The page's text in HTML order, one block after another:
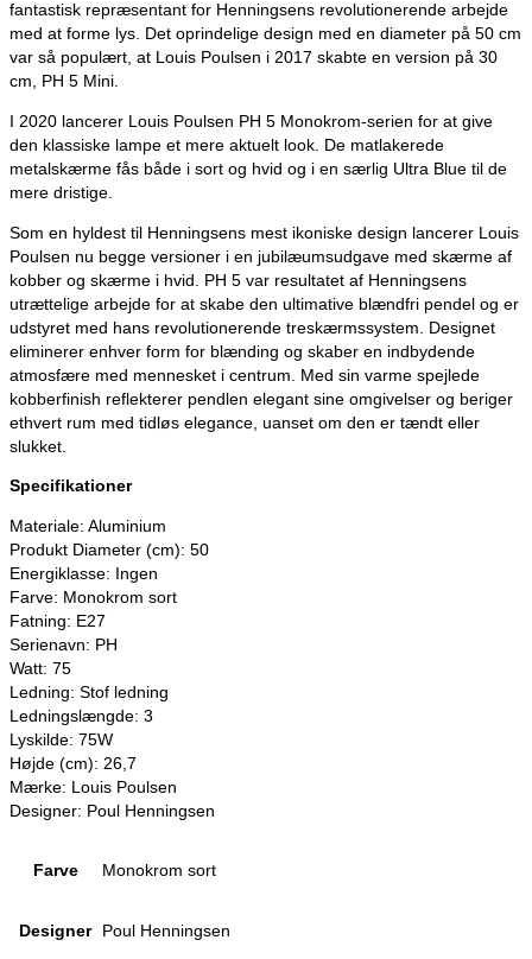
fantastisk repræsentant for Henningsens revolutionerende arbejde
med at forme lys. Det oprindelige design med en diameter på 50 cm
var så populært, at Louis Poulsen i 2017 skabte en version på 30
cm, PH 5 Mini.
I 2020 lancerer Louis Poulsen PH 5 Monokrom-serien for at give
den klassiske lampe et mere aktuelt look. De matlakerede
metalskærme fås både i sort og hvid og i en særlig Ultra Blue til de
mere dristige.
Som en hyldest til Henningsens mest ikoniske design lancerer Louis
Poulsen nu begge versioner i en jubilæumsudgave med skærme af
kobber og skærme i hvid. PH 5 var resultatet af Henningsens
utrættelige arbejde for at skabe den ultimative blændfri pendel og er
udstyret med hans revolutionerende treskærmssystem. Designet
eliminerer enhver form for blænding og skaber en indbydende
atmosfære med mennesket i centrum. Med sin varme spejlede
kobberfinish reflekterer pendlen elegant sine omgivelser og beriger
ethvert rum med tidløs elegance, uanset om den er tændt eller
slukket.
Specifikationer
Materiale: Aluminium
Produkt Diameter (cm): 50
Energiklasse: Ingen
Farve: Monokrom sort
Fatning: E27
Serienavn: PH
Watt: 75
Ledning: Stof ledning
Ledningslængde: 3
Lyskilde: 75W
Højde (cm): 26,7
Mærke: Louis Poulsen
Designer: Poul Henningsen
Farve Monokrom sort
Designer Poul Henningsen